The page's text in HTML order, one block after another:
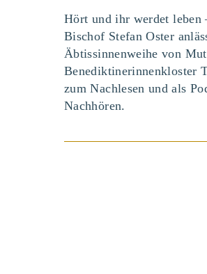
Hört und ihr werdet leben
Bischof Stefan Oster
Äbtissinnenweihe von
Benediktinerinnenkloster
zum Nachlesen und als
Nachhören.